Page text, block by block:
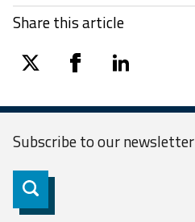
Share this article
twitter facebooklinkedin
Subscribe to ournewsletter
Subscribe